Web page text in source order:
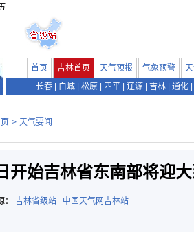
首页 吉林首页 天气预报 气象预警
长春
白城 松原 四平 辽源 吉林 通化
> 天气要闻
开始吉林省东南部将迎
： 吉林省级站 中国天气网吉林站